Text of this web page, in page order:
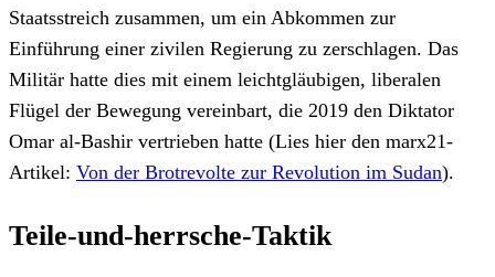
Staatsstreich zusammen, um ein Abkommen zur
Einführung einer zivilen Regierung zu zerschlagen. Das
Militär hatte dies mit einem leichtgläubigen, liberalen
Flügel der Bewegung vereinbart, die 2019 den Diktator
Omar al-Bashir vertrieben hatte (Lies hier den marx21-
Artikel: Von der Brotrevolte zur Revolution im Sudan).
Teile-und-herrsche-Taktik